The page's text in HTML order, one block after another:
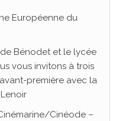
Européenne du
Bénodet et le lycée
vous invitons à trois
première avec la
Cinéode –